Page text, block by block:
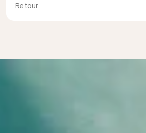
Retour